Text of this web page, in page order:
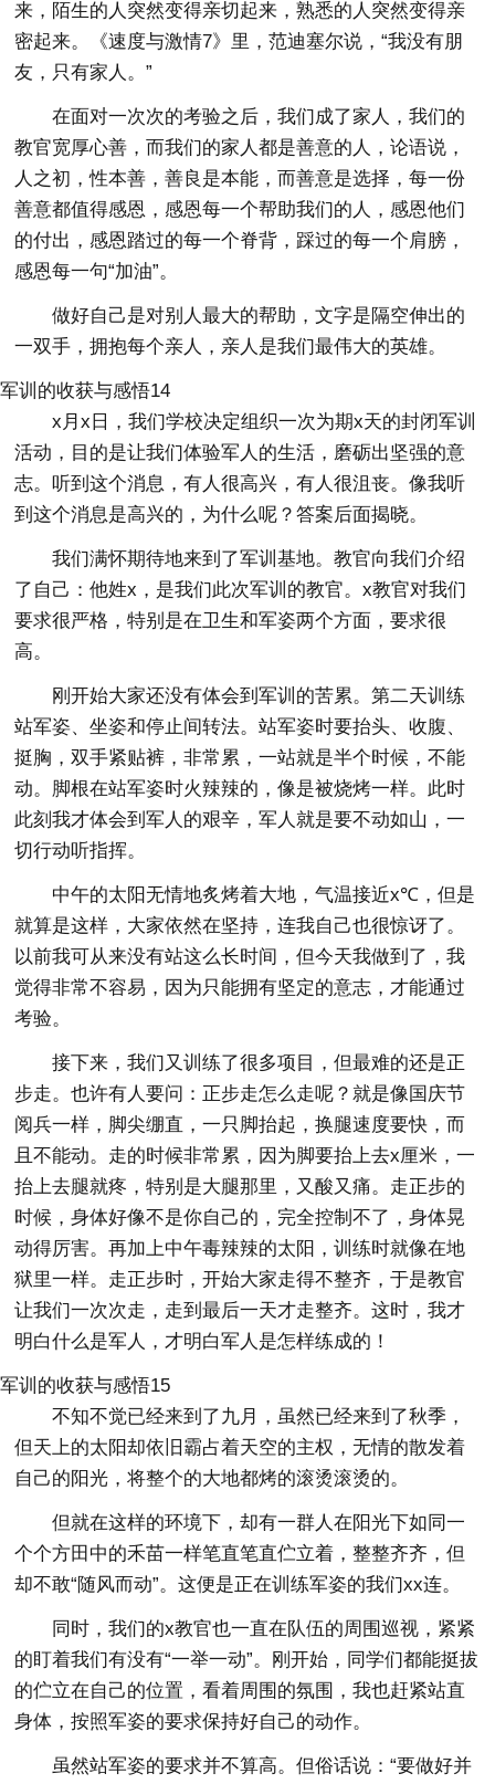
来，陌生的人突然变得亲切起来，熟悉的人突然变得亲
密起来。《速度与激情7》里，范迪塞尔说，“我没有朋
友，只有家人。”
在面对一次次的考验之后，我们成了家人，我们的
教官宽厚心善，而我们的家人都是善意的人，论语说，
人之初，性本善，善良是本能，而善意是选择，每一份
善意都值得感恩，感恩每一个帮助我们的人，感恩他们
的付出，感恩踏过的每一个脊背，踩过的每一个肩膀，
感恩每一句“加油”。
做好自己是对别人最大的帮助，文字是隔空伸出的
一双手，拥抱每个亲人，亲人是我们最伟大的英雄。
军训的收获与感悟14
x月x日，我们学校决定组织一次为期x天的封闭军训
活动，目的是让我们体验军人的生活，磨砺出坚强的意
志。听到这个消息，有人很高兴，有人很沮丧。像我听
到这个消息是高兴的，为什么呢？答案后面揭晓。
我们满怀期待地来到了军训基地。教官向我们介绍
了自己：他姓x，是我们此次军训的教官。x教官对我们
要求很严格，特别是在卫生和军姿两个方面，要求很
高。
刚开始大家还没有体会到军训的苦累。第二天训练
站军姿、坐姿和停止间转法。站军姿时要抬头、收腹、
挺胸，双手紧贴裤，非常累，一站就是半个时候，不能
动。脚根在站军姿时火辣辣的，像是被烧烤一样。此时
此刻我才体会到军人的艰辛，军人就是要不动如山，一
切行动听指挥。
中午的太阳无情地炙烤着大地，气温接近x℃，但是
就算是这样，大家依然在坚持，连我自己也很惊讶了。
以前我可从来没有站这么长时间，但今天我做到了，我
觉得非常不容易，因为只能拥有坚定的意志，才能通过
考验。
接下来，我们又训练了很多项目，但最难的还是正
步走。也许有人要问：正步走怎么走呢？就是像国庆节
阅兵一样，脚尖绷直，一只脚抬起，换腿速度要快，而
且不能动。走的时候非常累，因为脚要抬上去x厘米，一
抬上去腿就疼，特别是大腿那里，又酸又痛。走正步的
时候，身体好像不是你自己的，完全控制不了，身体晃
动得厉害。再加上中午毒辣辣的太阳，训练时就像在地
狱里一样。走正步时，开始大家走得不整齐，于是教官
让我们一次次走，走到最后一天才走整齐。这时，我才
明白什么是军人，才明白军人是怎样练成的！
军训的收获与感悟15
不知不觉已经来到了九月，虽然已经来到了秋季，
但天上的太阳却依旧霸占着天空的主权，无情的散发着
自己的阳光，将整个的大地都烤的滚烫滚烫的。
但就在这样的环境下，却有一群人在阳光下如同一
个个方田中的禾苗一样笔直笔直伫立着，整整齐齐，但
却不敢“随风而动”。这便是正在训练军姿的我们xx连。
同时，我们的x教官也一直在队伍的周围巡视，紧紧
的盯着我们有没有“一举一动”。刚开始，同学们都能挺拔
的伫立在自己的位置，看着周围的氛围，我也赶紧站直
身体，按照军姿的要求保持好自己的动作。
虽然站军姿的要求并不算高。但俗话说：“要做好并